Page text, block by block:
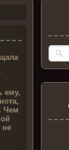
ему,
Чем
не